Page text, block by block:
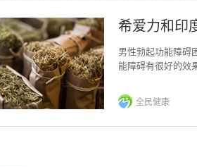
希爱力和印
男性勃起功能障碍
能障碍有很好的效
全民健康